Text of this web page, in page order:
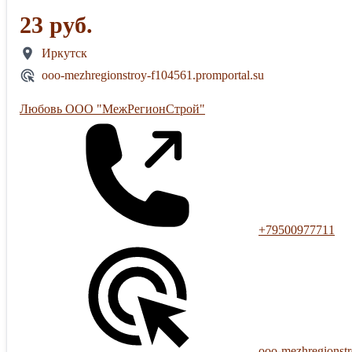
23 руб.
Иркутск
ooo-mezhregionstroy-f104561.promportal.su
Любовь ООО "МежРегионСтрой"
+79500977711